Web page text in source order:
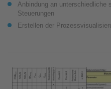
Anbindung an unterschiedliche
Steuerungen
Erstellen der